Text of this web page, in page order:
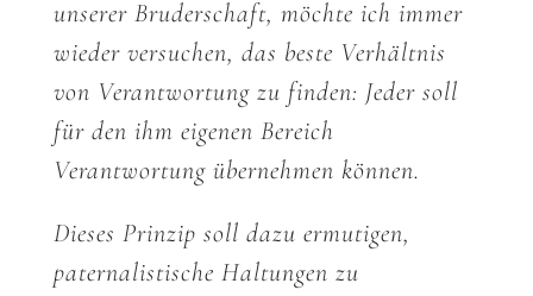
unserer Bruderschaft, möchte ich immer
wieder versuchen, das beste Verhältnis
von Verantwortung zu finden: Jeder soll
für den ihm eigenen Bereich
Verantwortung übernehmen können.
Dieses Prinzip soll dazu ermutigen,
paternalistische Haltungen zu